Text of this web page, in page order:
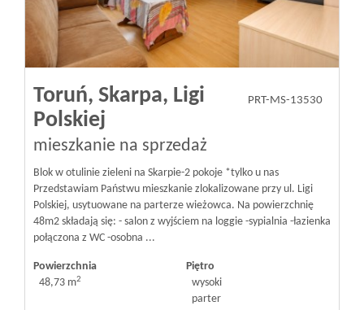
Toruń, Skarpa, Ligi
Polskiej
mieszkanie na sprzedaż
PRT-MS-13530
Blok w otulinie zieleni na Skarpie-2 pokoje *tylko u nas
Przedstawiam Państwu mieszkanie zlokalizowane przy ul. Ligi
Polskiej, usytuowane na parterze wieżowca. Na powierzchnię
48m2 składają się: - salon z wyjściem na loggie -sypialnia -łazienka
połączona z WC -osobna ...
Powierzchnia
48,73 m2
Piętro
wysoki
parter